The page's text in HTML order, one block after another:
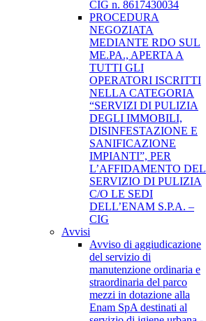
CIG n. 8617430034
PROCEDURA
NEGOZIATA
MEDIANTE RDO SUL
ME.PA., APERTA A
TUTTI GLI
OPERATORI ISCRITTI
NELLA CATEGORIA
“SERVIZI DI PULIZIA
DEGLI IMMOBILI,
DISINFESTAZIONE E
SANIFICAZIONE
IMPIANTI”, PER
L’AFFIDAMENTO DEL
SERVIZIO DI PULIZIA
C/O LE SEDI
DELL’ENAM S.P.A. –
CIG
Avvisi
Avviso di aggiudicazione
del servizio di
manutenzione ordinaria e
straordinaria del parco
mezzi in dotazione alla
Enam SpA destinati al